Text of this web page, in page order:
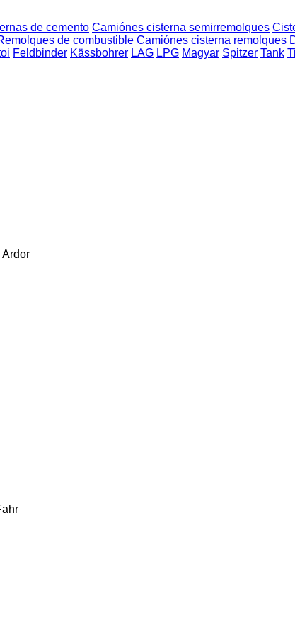
de cemento Camiónes cisterna semirremolques
de combustible Camiónes cisterna remolques
Feldbinder Kässbohrer LAG LPG Magyar Spitzer Tank
Ardor